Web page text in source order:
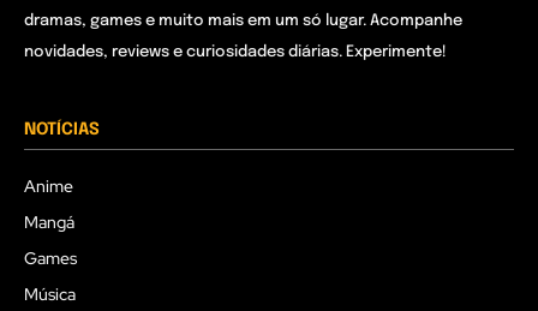
dramas, games e muito mais em um só lugar. Acompanhe
novidades, reviews e curiosidades diárias. Experimente!
NOTÍCIAS
Anime
Mangá
Games
Música